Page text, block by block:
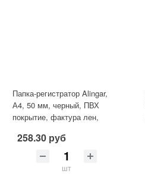
Папка-регистратор Alingar,
А4, 50 мм, черный, ПВХ
покрытие, фактура лен,
258.30 руб
шт